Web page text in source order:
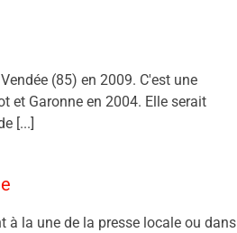
(85) en 2009. C'est une
et Garonne en 2004. Elle serait
[...]
à la une de la presse locale ou dans